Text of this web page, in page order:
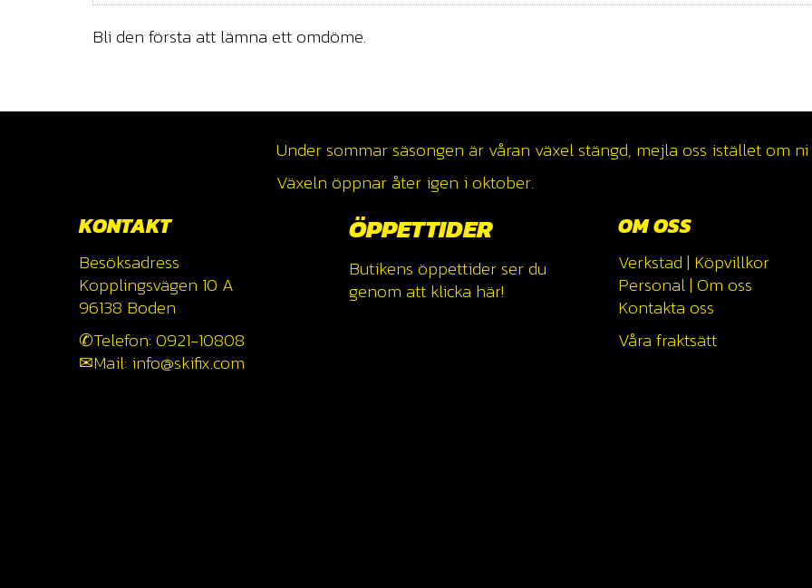
Bli den första att lämna ett omdöme.
Under sommar säsongen är våran växel stängd, mejla oss istället om
Växeln öppnar åter igen i oktober.
KONTAKT
Besöksadress
Kopplingsvägen 10 A
96138 Boden
✆Telefon: 0921-10808
✉Mail: info@skifix.com
ÖPPETTIDER
Butikens öppettider ser du
genom att klicka här!
OM OSS
Verkstad | Köpvillkor
Personal| Om oss
Kontakta oss
Våra fraktsätt